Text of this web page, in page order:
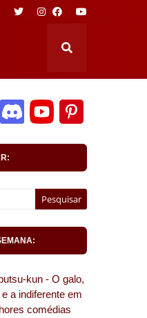
kun - O galo,
a indiferente em
comédias